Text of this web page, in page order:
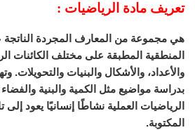
تعريف مادة الرياضيات :
هي مجموعة من المعارف المجردة الناتجة
المنطقية المطبقة على مختلف الكائنات
والأعداد، والأشكال والبنيات والتحويلات.
بدراسة مواضيع مثل الكمية والبنية
الرياضيات العملية نشاطًا إنسانيًا يعود
المكتوبة.